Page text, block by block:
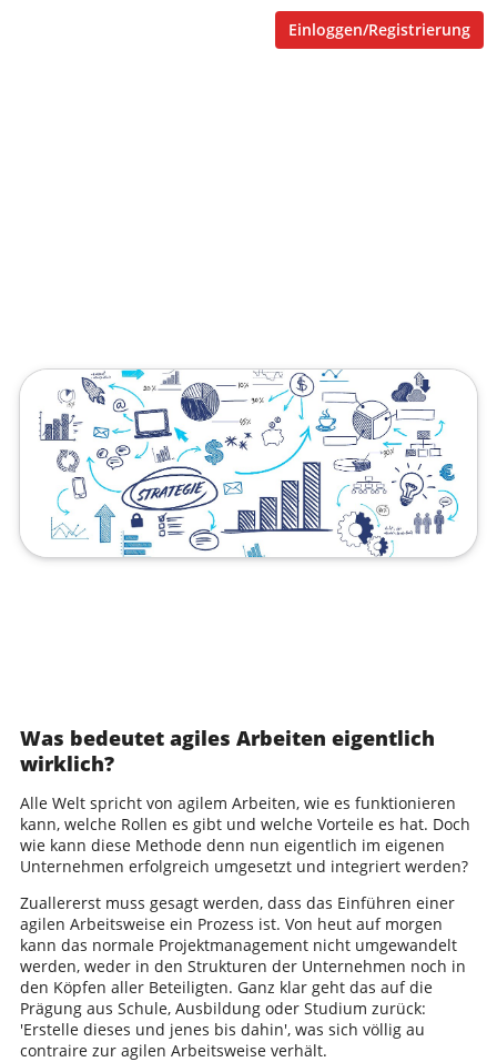
Einloggen/Registrierung
Was bedeutet agiles Arbeiten eigentlich
wirklich?
Alle Welt spricht von agilem Arbeiten, wie es funktionieren
kann, welche Rollen es gibt und welche Vorteile es hat. Doch
wie kann diese Methode denn nun eigentlich im eigenen
Unternehmen erfolgreich umgesetzt und integriert werden?
Zuallererst muss gesagt werden, dass das Einführen einer
agilen Arbeitsweise ein Prozess ist. Von heut auf morgen
kann das normale Projektmanagement nicht umgewandelt
werden, weder in den Strukturen der Unternehmen noch in
den Köpfen aller Beteiligten. Ganz klar geht das auf die
Prägung aus Schule, Ausbildung oder Studium zurück:
'Erstelle dieses und jenes bis dahin', was sich völlig au
contraire zur agilen Arbeitsweise verhält.